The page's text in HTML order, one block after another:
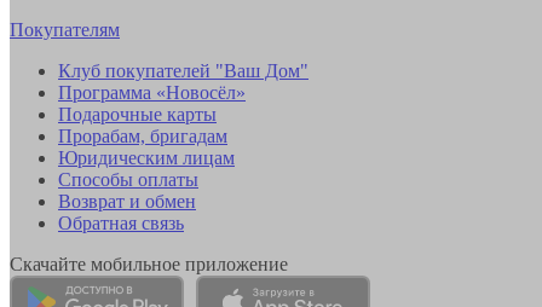
Покупателям
Клуб покупателей "Ваш Дом"
Программа «Новосёл»
Подарочные карты
Прорабам, бригадам
Юридическим лицам
Способы оплаты
Возврат и обмен
Обратная связь
Скачайте мобильное приложение